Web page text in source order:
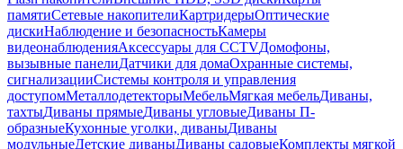
памятиСетевые накопителиКартридерыОптические
дискиНаблюдение и безопасностьКамеры
видеонаблюденияАксессуары для CCTVДомофоны,
вызывные панелиДатчики для домаОхранные системы,
сигнализацииСистемы контроля и управления
доступомМеталлодетекторыМебельМягкая мебельДиваны,
тахтыДиваны прямыеДиваны угловыеДиваны П-
образныеКухонные уголки, диваныДиваны
модульныеДетские диваныДиваны садовыеКомплекты мягкой